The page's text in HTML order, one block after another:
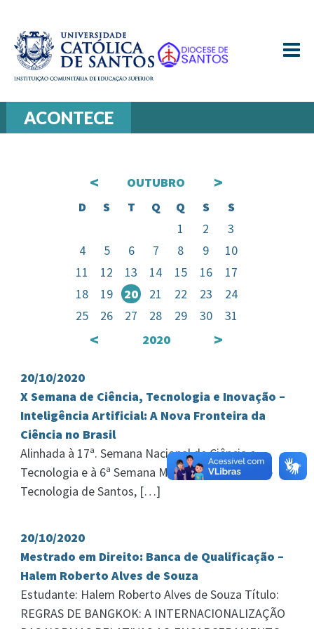
≡
ACONTECE
< OUTUBRO >
D S T Q Q S
S
1
2
3
4
5 6 7 8 9
10
11
12 13 14 15 16
17
18
19 20 21 22 23
24
25
26 27 28 29 30 31
< 2020 >
20/10/2020
X Semana de Ciência, Tecnologia e Inovação –
Inteligência Artificial: A Nova Fronteira da
Ciência no Brasil
Alinhada à 17ª. Semana Nacional de Ciência e
Tecnologia e à 6ª Semana Municipal de Ciência e
Tecnologia de Santos, […]
20/10/2020
Mestrado em Direito: Banca de Qualificação –
Halem Roberto Alves de Souza
Estudante: Halem Roberto Alves de Souza Título:
REGRAS DE BANGKOK: A INTERNACIONALIZAÇÃO